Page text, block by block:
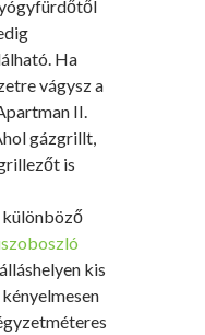
Ha
vágysz a
II.
gázgrillt,
is
különböző
kis